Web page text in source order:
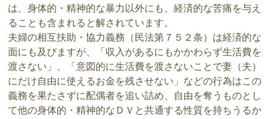
は、身体的・精神的な暴力以外にも、経済的な苦痛を与え
ることも含まれると解されています。
夫婦の相互扶助・協力義務（民法第７５２条）は経済的な
面にも及びますが、「収入があるにもかかわらず生活費を
渡さない」、「意図的に生活費を渡さないことで妻（夫）
にだけ自由に使えるお金を残させない」などの行為はこの
義務を果たさずに配偶者を追い詰め、自由を奪うものとし
て他の身体的・精神的なＤＶと共通する性質を持ちうるか